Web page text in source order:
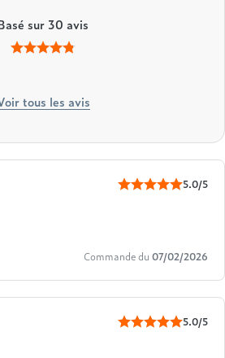
sur 30 avis
tous les avis
5.0/5
Commande du 07/02/2026
5.0/5